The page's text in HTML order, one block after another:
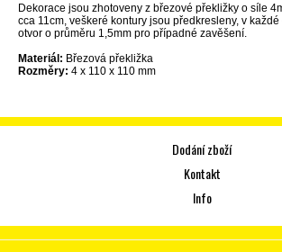
Dekorace jsou zhotoveny z březové překližky o síle
cca 11cm, veškeré kontury jsou předkresleny, v
otvor o průměru 1,5mm pro případné zavěšení.
Materiál: Březová překližka
Rozměry: 4 x 110 x 110 mm
Dodání zboží
Kontakt
Info